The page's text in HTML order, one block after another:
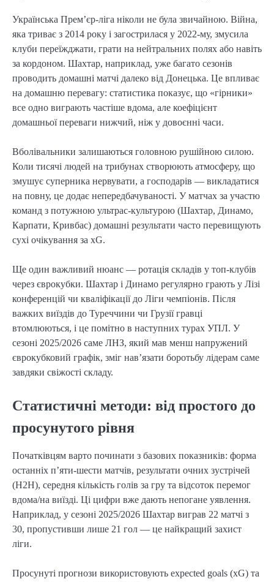
Українська Прем’єр-ліга ніколи не була звичайною. Війна,
яка триває з 2014 року і загострилася у 2022-му, змусила
клуби переїжджати, грати на нейтральних полях або навіть
за кордоном. Шахтар, наприклад, уже багато сезонів
проводить домашні матчі далеко від Донецька. Це впливає
на домашню перевагу: статистика показує, що «гірники»
все одно виграють частіше вдома, але коефіцієнт
домашньої переваги нижчий, ніж у довоєнні часи.
Вболівальники залишаються головною рушійною силою.
Коли тисячі людей на трибунах створюють атмосферу, що
змушує суперника нервувати, а господарів — викладатися
на повну, це додає непередбачуваності. У матчах за участю
команд з потужною ультрас-культурою (Шахтар, Динамо,
Карпати, Кривбас) домашні результати часто перевищують
сухі очікування за xG.
Ще один важливий нюанс — ротація складів у топ-клубів
через єврокубки. Шахтар і Динамо регулярно грають у Лізі
конференцій чи кваліфікації до Ліги чемпіонів. Після
важких виїздів до Туреччини чи Грузії гравці
втомлюються, і це помітно в наступних турах УПЛ. У
сезоні 2025/2026 саме ЛНЗ, який мав менш напружений
єврокубковий графік, зміг нав’язати боротьбу лідерам саме
завдяки свіжості складу.
Статистичні методи: від простого до
просунутого рівня
Початківцям варто починати з базових показників: форма
останніх п’яти-шести матчів, результати очних зустрічей
(H2H), середня кількість голів за гру та відсоток перемог
вдома/на виїзді. Ці цифри вже дають непогане уявлення.
Наприклад, у сезоні 2025/2026 Шахтар виграв 22 матчі з
30, пропустивши лише 21 гол — це найкращий захист
ліги.
Просунуті прогнози використовують expected goals (xG) та